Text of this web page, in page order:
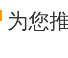
为您